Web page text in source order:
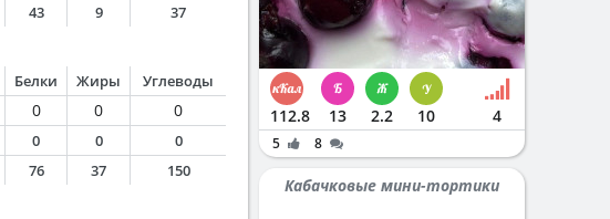
43 9 37
Белки Жиры Углеводы
0 0
0
0 0 0
76 37 150
112.8 13 2.2 10 4
5 8
Кабачковые мини-тортики